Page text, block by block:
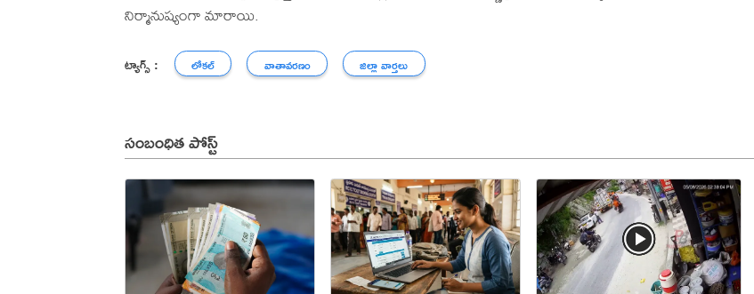
నిర్మానుష్యంగా మారాయి.
ట్యాగ్స్ : లోకల్ వాతావరణం జిల్లా వార్తలు
సంబంధిత పోస్ట్